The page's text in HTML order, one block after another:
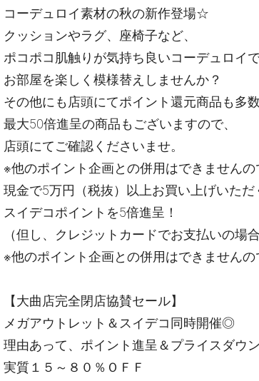
コーデュロイ素材の秋の新作登場☆
クッションやラグ、座椅子など、
ポコポコ肌触りが気持ち良いコーデュロイ
お部屋を楽しく模様替えしませんか？
その他にも店頭にてポイント還元商品も多
最大50倍進呈の商品もございますので、
店頭にてご確認くださいませ。
※他のポイント企画との併用はできませんの
現金で5万円（税抜）以上お買い上げいただ
スイデコポイントを5倍進呈！
（但し、クレジットカードでお支払いの場
※他のポイント企画との併用はできませんの
【大曲店完全閉店協賛セール】
メガアウトレット＆スイデコ同時開催◎
理由あって、ポイント進呈＆プライスダウ
実質１５～８０％ＯＦＦ